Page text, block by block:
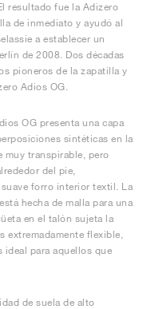
resultado fue la Adizero
de inmediato y ayudó al
a establecer un
de 2008. Dos décadas
pioneros de la zapatilla y
Adios OG.
OG presenta una capa
sintéticas en la
muy transpirable, pero
del pie,
forro interior textil. La
hecha de malla para una
en el talón sujeta la
extremadamente flexible,
ideal para aquellos que
de suela de alto